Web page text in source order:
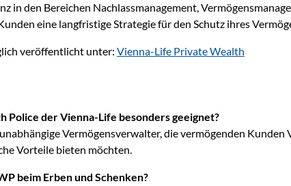
in den Bereichen Nachlassmanagement,
eine langfristige Strategie für den Schutz ihres
veröffentlicht unter: Vienna-Life Private Wealth
Police der Vienna-Life besonders geeignet?
Vermögensverwalter, die vermögenden Kunden
Vorteile bieten möchten.
beim Erben und Schenken?